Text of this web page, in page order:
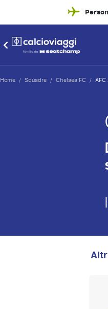
Home / Squadre / Chelsea FC /